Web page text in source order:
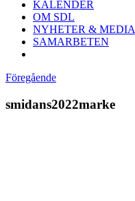
KALENDER
OM SDL
NYHETER & MEDIA
SAMARBETEN
Föregående
smidans2022marke